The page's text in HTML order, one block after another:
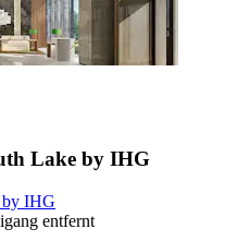
Lake by IHG
by IHG
entfernt